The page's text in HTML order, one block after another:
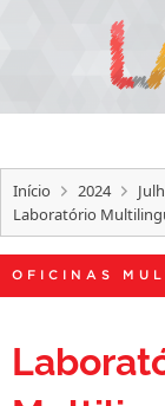
INTERNACIONAL
TELEFONES
Início 2024
Laboratório
OFICINAS